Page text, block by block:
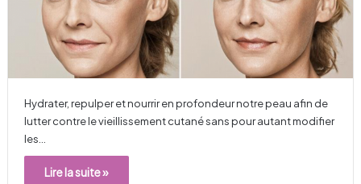
Hydrater, repulper et nourrir en profondeur notre peau afin de
lutter contre le vieillissement cutané sans pour autant modifier
les…
Lire la suite »